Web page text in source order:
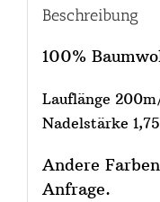
Beschreibung
100%
Lauflänge
Nadelstärke
Andere
Anfrage.